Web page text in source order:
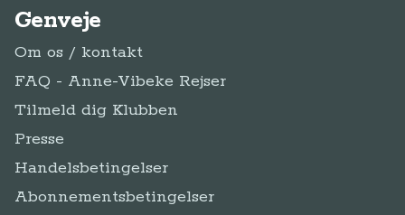
Genveje
Om os / kontakt
FAQ - Anne-Vibeke Rejser
Tilmeld dig Klubben
Presse
Handelsbetingelser
Abonnementsbetingelser